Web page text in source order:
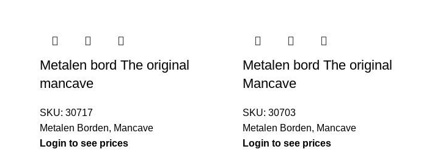
Metalen bord The original
mancave
SKU: 30717
Metalen Borden, Mancave
Login to see prices
Metalen bord The original
Mancave
SKU:30703
Metalen Borden, Mancave
Login to see prices